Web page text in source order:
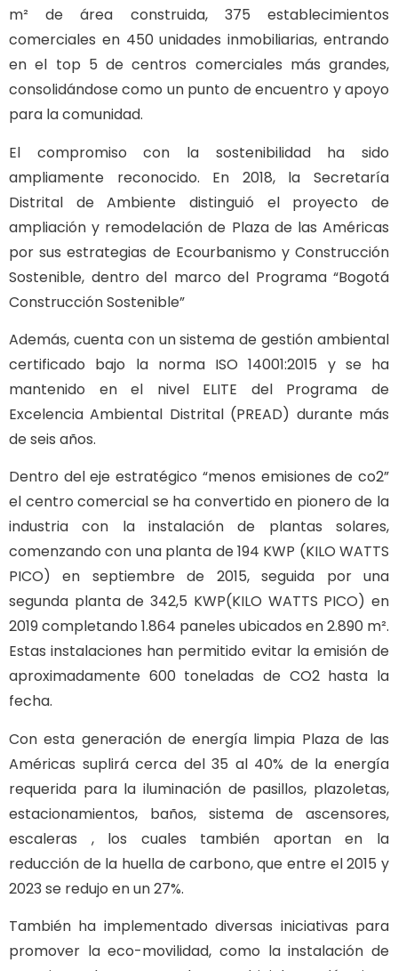
m² de área construida, 375 establecimientos
comerciales en 450 unidades inmobiliarias, entrando
en el top 5 de centros comerciales más grandes,
consolidándose como un punto de encuentro y apoyo
para la comunidad.
El compromiso con la sostenibilidad ha sido
ampliamente reconocido. En 2018, la Secretaría
Distrital de Ambiente distinguió el proyecto de
ampliación y remodelación de Plaza de las Américas
por sus estrategias de Ecourbanismo y Construcción
Sostenible, dentro del marco del Programa “Bogotá
Construcción Sostenible”
Además, cuenta con un sistema de gestión ambiental
certificado bajo la norma ISO 14001:2015 y se ha
mantenido en el nivel ELITE del Programa de
Excelencia Ambiental Distrital (PREAD) durante más
de seis años.
Dentro del eje estratégico “menos emisiones de co2”
el centro comercial se ha convertido en pionero de la
industria con la instalación de plantas solares,
comenzando con una planta de 194 KWP (KILO WATTS
PICO) en septiembre de 2015, seguida por una
segunda planta de 342,5 KWP(KILO WATTS PICO) en
2019 completando 1.864 paneles ubicados en 2.890 m².
Estas instalaciones han permitido evitar la emisión de
aproximadamente 600 toneladas de CO2 hasta la
fecha.
Con esta generación de energía limpia Plaza de las
Américas suplirá cerca del 35 al 40% de la energía
requerida para la iluminación de pasillos, plazoletas,
estacionamientos, baños, sistema de ascensores,
escaleras , los cuales también aportan en la
reducción de la huella de carbono, que entre el 2015 y
2023 se redujo en un 27%.
También ha implementado diversas iniciativas para
promover la eco-movilidad, como la instalación de